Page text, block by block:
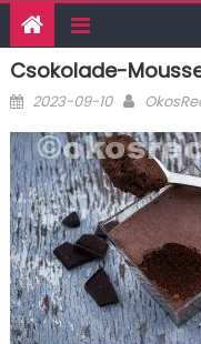
Csokolade-
Posted
2023-09-10 Author